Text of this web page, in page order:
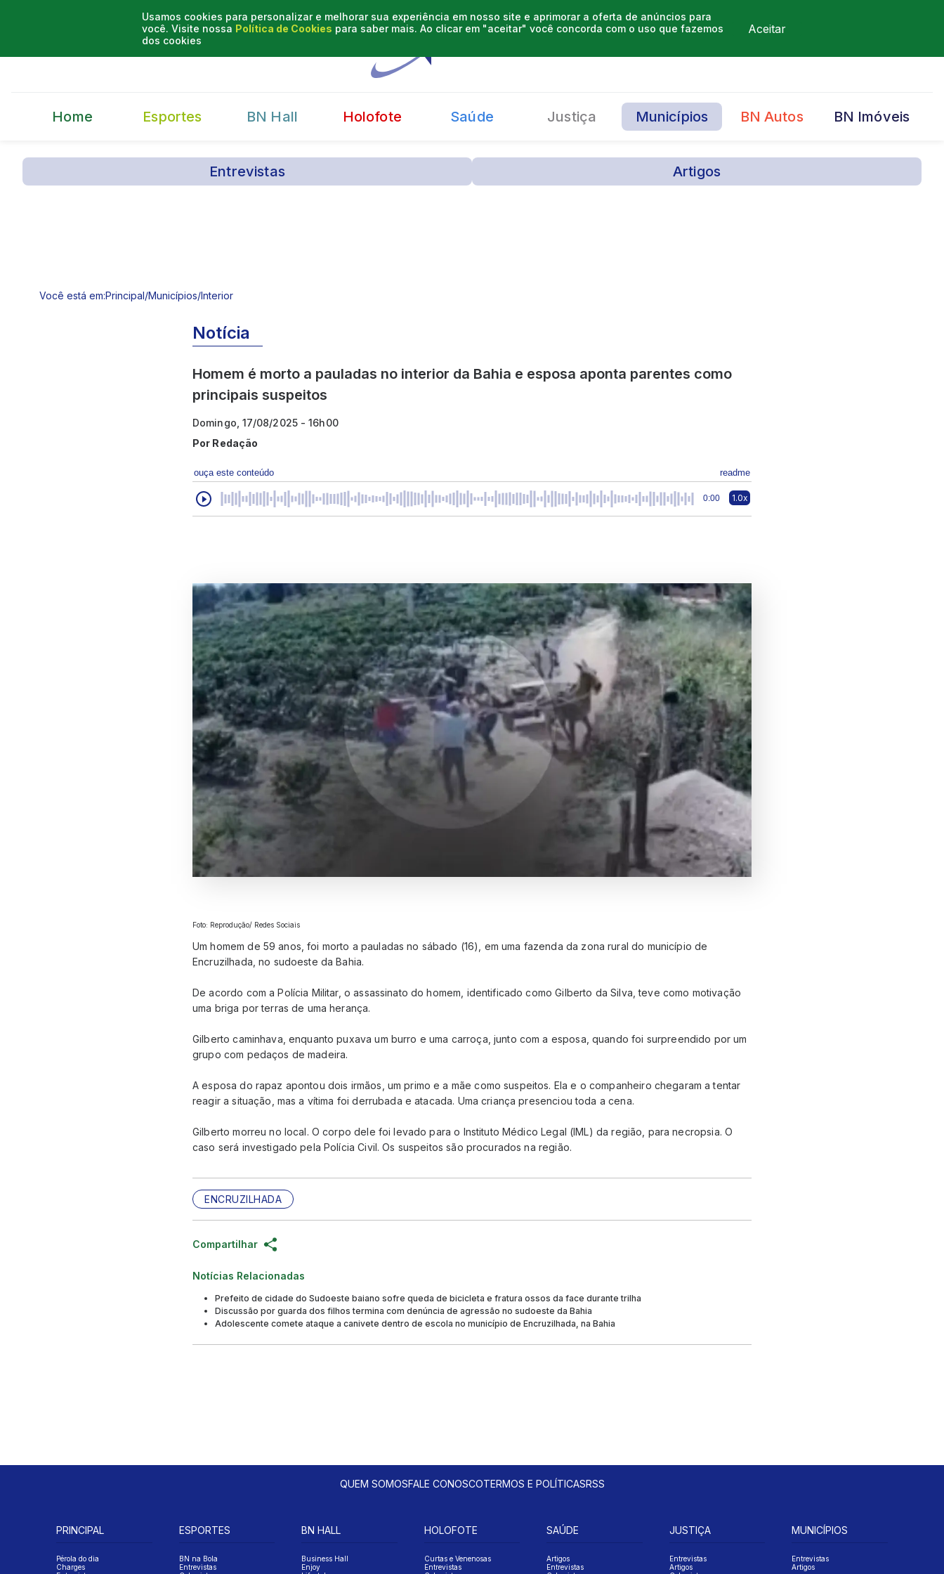
Usamos cookies para personalizar e melhorar sua experiência em nosso site e aprimorar a oferta de anúncios para
você. Visite nossa Política de Cookies para saber mais. Ao clicar em "aceitar" você concorda com o uso que fazemos
dos cookies
Aceitar
Home Esportes BN Hall Holofote Saúde Justiça Municípios BN Autos BN Imóveis
Entrevistas Artigos
Você está em:Principal/Municípios/Interior
Notícia
Homem é morto a pauladas no interior da Bahia e esposa aponta parentes como
principais suspeitos
Domingo, 17/08/2025 - 16h00
Por Redação
ouça este conteúdo readme
0:00 1.0x
Foto: Reprodução/ Redes Sociais
Um homem de 59 anos, foi morto a pauladas no sábado (16), em uma fazenda da zona rural do município de
Encruzilhada, no sudoeste da Bahia.
De acordo com a Polícia Militar, o assassinato do homem, identificado como Gilberto da Silva, teve como motivação
uma briga por terras de uma herança.
Gilberto caminhava, enquanto puxava um burro e uma carroça, junto com a esposa, quando foi surpreendido por um
grupo com pedaços de madeira.
A esposa do rapaz apontou dois irmãos, um primo e a mãe como suspeitos. Ela e o companheiro chegaram a tentar
reagir a situação, mas a vítima foi derrubada e atacada. Uma criança presenciou toda a cena.
Gilberto morreu no local. O corpo dele foi levado para o Instituto Médico Legal (IML) da região, para necropsia. O
caso será investigado pela Polícia Civil. Os suspeitos são procurados na região.
ENCRUZILHADA
Compartilhar
Notícias Relacionadas
Prefeito de cidade do Sudoeste baiano sofre queda de bicicleta e fratura ossos da face durante trilha
Discussão por guarda dos filhos termina com denúncia de agressão no sudoeste da Bahia
Adolescente comete ataque a canivete dentro de escola no município de Encruzilhada, na Bahia
QUEM SOMOSFALE CONOSCOTERMOS E POLÍTICASRSS
PRINCIPAL
Pérola do dia
Charges
ESPORTES
BN na Bola
Entrevistas
BN HALL
Business Hall
Enjoy
HOLOFOTE
Curtas e Venenosas
Entrevistas
SAÚDE
Artigos
Entrevistas
JUSTIÇA
Entrevistas
Artigos
MUNICÍPIOS
Entrevistas
Artigos